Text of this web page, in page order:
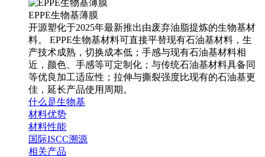
EPPE生物基薄膜
开源塑化于2025年最新推出由废弃油脂提炼的生物基材
料。 EPPE生物基材料可直接平替现有石油基材料，生
产技术成熟，切换成本低；手感与现有石油基材料相
近，颜色、手感等可定制化；与传统石油基材料具备同
等优良加工适应性；拉伸与撕裂强度比现有的石油基更
佳，延长产品使用周期。
什么是生物基
材料优势
材料性能
国际ISCC溯源
相关产品